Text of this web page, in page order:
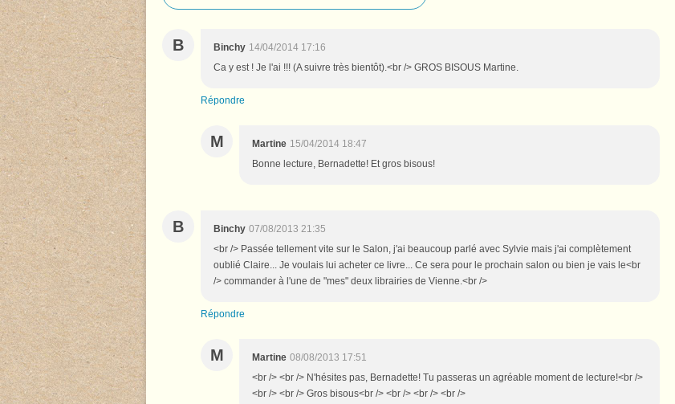
B Binchy 14/04/2014 17:16
Ca y est ! Je l'ai !!! (A suivre très bientôt).<br /> GROS BISOUS Martine.
Répondre
M Martine 15/04/2014 18:47
Bonne lecture, Bernadette! Et gros bisous!
B Binchy 07/08/2013 21:35
<br /> Passée tellement vite sur le Salon, j'ai beaucoup parlé avec Sylvie mais j'ai complètement
oublié Claire... Je voulais lui acheter ce livre... Ce sera pour le prochain salon ou bien je vais le<br
/> commander à l'une de "mes" deux librairies de Vienne.<br />
Répondre
M Martine 08/08/2013 17:51
<br /> <br /> N'hésites pas, Bernadette! Tu passeras un agréable moment de lecture!<br />
<br /> <br /> Gros bisous<br /> <br /> <br /> <br />